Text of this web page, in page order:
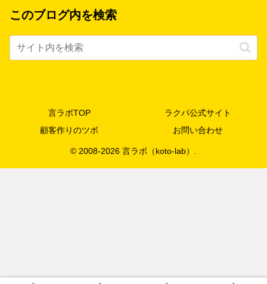
このブログ内を検索
言ラボTOP
ラクパ公式サイト
顧客作りのツボ
お問い合わせ
© 2008-2026 言ラボ（koto-lab）.